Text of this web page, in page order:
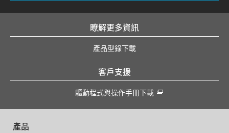
瞭解更多資訊
產品型錄下載
客戶支援
驅動程式與操作手冊下載
產品